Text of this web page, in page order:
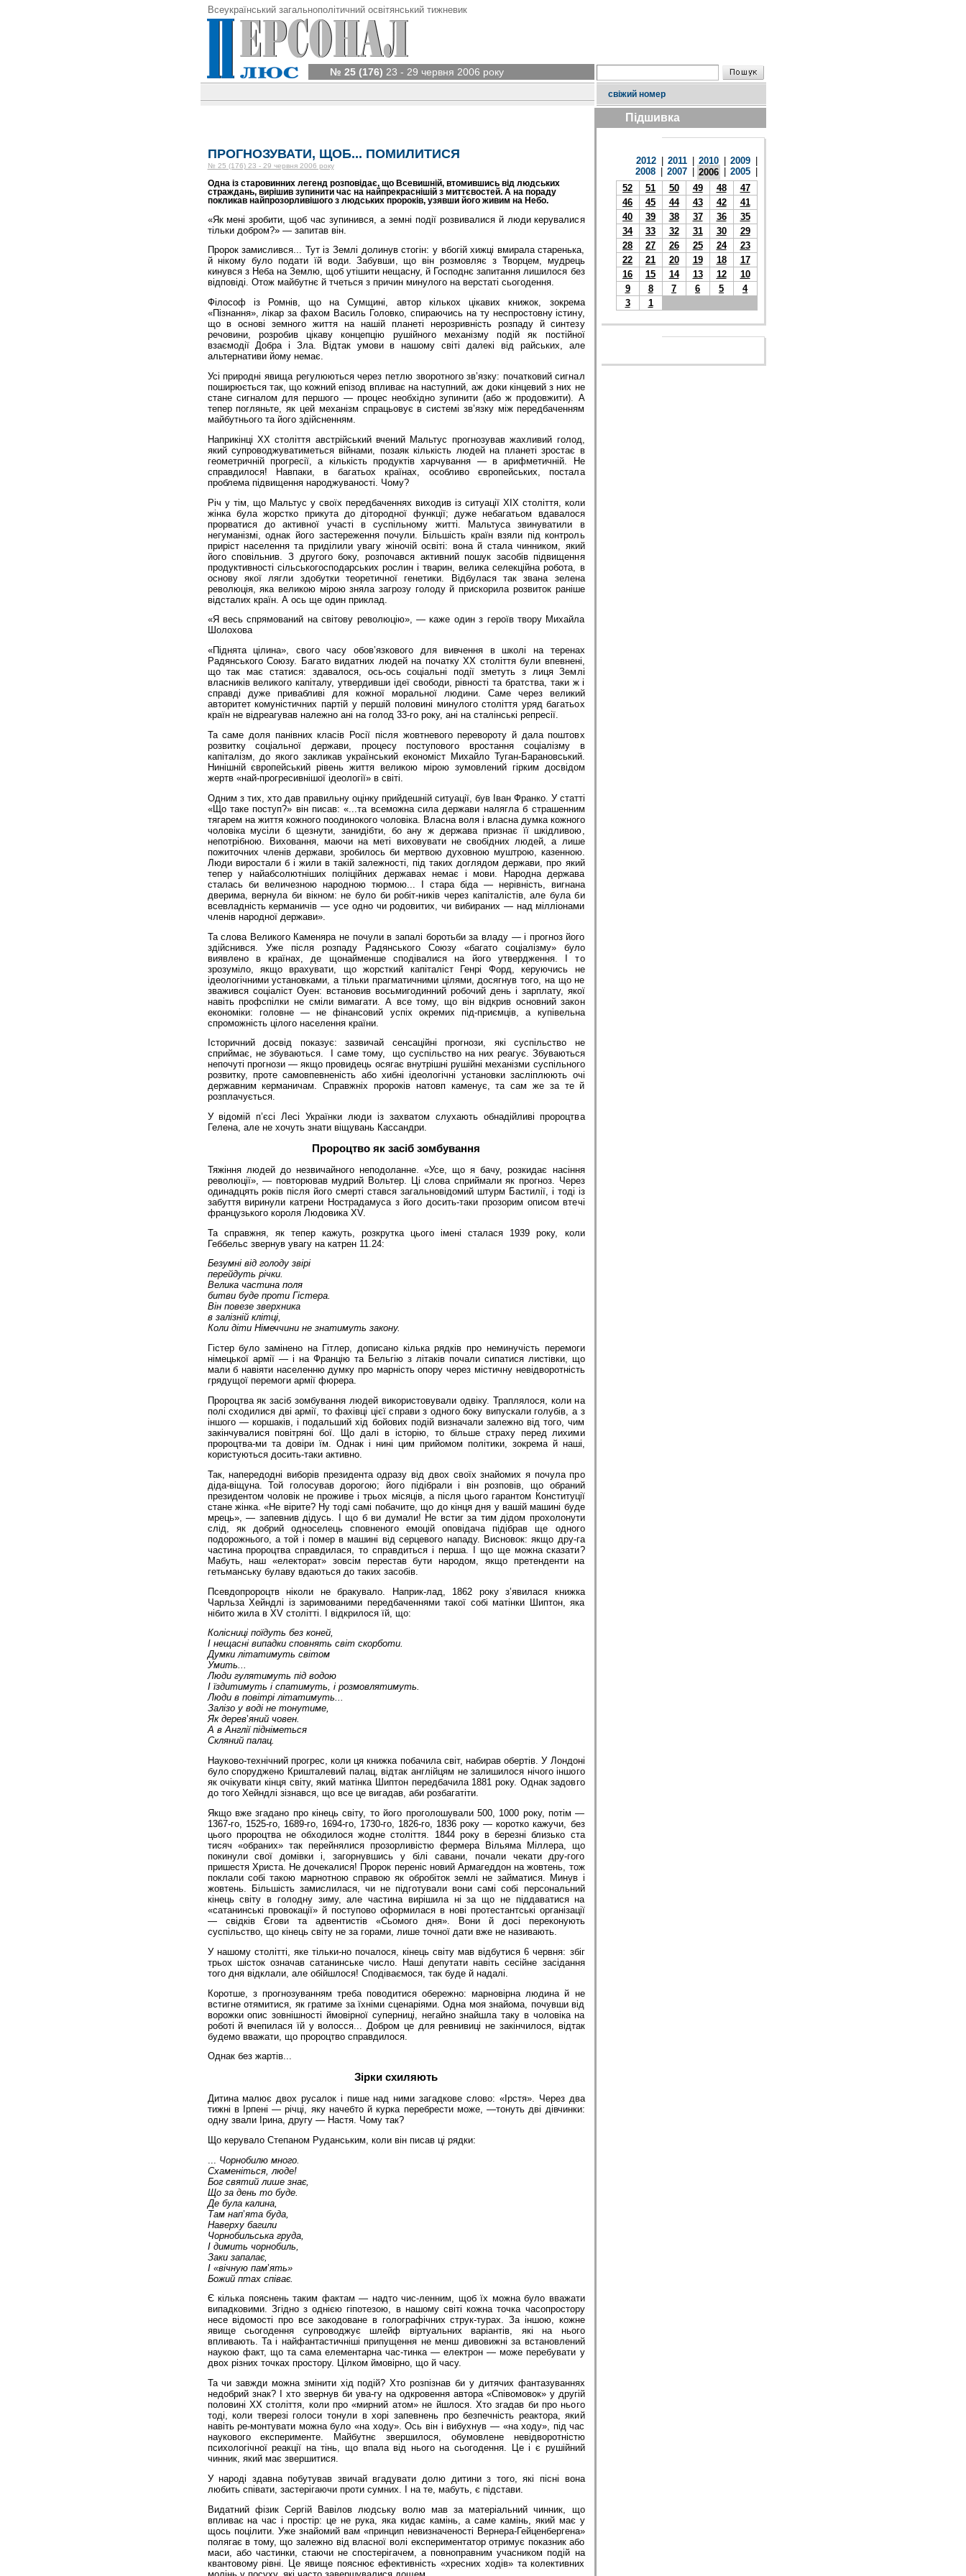
Всеукраїнський загальнополітичний освітянський тижневик
№ 25 (176) 23 - 29 червня 2006 року
свіжий номер
ПРОГНОЗУВАТИ, ЩОБ... ПОМИЛИТИСЯ
№ 25 (176) 23 - 29 червня 2006 року
Одна із старовинних легенд розповідає, що Всевишній, втомившись від людських
страждань, вирішив зупинити час на найпрекраснішій з миттєвостей. А на пораду
покликав найпрозорливішого з людських пророків, узявши його живим на Небо.
«Як мені зробити, щоб час зупинився, а земні події розвивалися й люди керувалися
тільки добром?» — запитав він.
Пророк замислився... Тут із Землі долинув стогін: у вбогій хижці вмирала старенька,
й нікому було подати їй води. Забувши, що він розмовляє з Творцем, мудрець
кинувся з Неба на Землю, щоб утішити нещасну, й Господнє запитання лишилося без
відповіді. Отож майбутнє й тчеться з причин минулого на верстаті сьогодення.
Філософ із Ромнів, що на Сумщині, автор кількох цікавих книжок, зокрема
«Пізнання», лікар за фахом Василь Головко, спираючись на ту неспростовну істину,
що в основі земного життя на нашій планеті нерозривність розпаду й синтезу
речовини, розробив цікаву концепцію рушійного механізму подій як постійної
взаємодії Добра і Зла. Відтак умови в нашому світі далекі від райських, але
альтернативи йому немає.
Усі природні явища регулюються через петлю зворотного зв’язку: початковий сигнал
поширюється так, що кожний епізод впливає на наступний, аж доки кінцевий з них не
стане сигналом для першого — процес необхідно зупинити (або ж продовжити). А
тепер погляньте, як цей механізм спрацьовує в системі зв’язку між передбаченням
майбутнього та його здійсненням.
Наприкінці XX століття австрійський вчений Мальтус прогнозував жахливий голод,
який супроводжуватиметься війнами, позаяк кількість людей на планеті зростає в
геометричній прогресії, а кількість продуктів харчування — в арифметичній. Не
справдилося! Навпаки, в багатьох країнах, особливо європейських, постала
проблема підвищення народжуваності. Чому?
Річ у тім, що Мальтус у своїх передбаченнях виходив із ситуації XIX століття, коли
жінка була жорстко прикута до дітородної функції; дуже небагатьом вдавалося
прорватися до активної участі в суспільному житті. Мальтуса звинуватили в
негуманізмі, однак його застереження почули. Більшість країн взяли під контроль
приріст населення та приділили увагу жіночій освіті: вона й стала чинником, який
його сповільнив. З другого боку, розпочався активний пошук засобів підвищення
продуктивності сільськогосподарських рослин і тварин, велика селекційна робота, в
основу якої лягли здобутки теоретичної генетики. Відбулася так звана зелена
революція, яка великою мірою зняла загрозу голоду й прискорила розвиток раніше
відсталих країн. А ось ще один приклад.
«Я весь спрямований на світову революцію», — каже один з героїв твору Михайла
Шолохова
«Піднята цілина», свого часу обов’язкового для вивчення в школі на теренах
Радянського Союзу. Багато видатних людей на початку XX століття були впевнені,
що так має статися: здавалося, ось-ось соціальні події зметуть з лиця Землі
власників великого капіталу, утвердивши ідеї свободи, рівності та братства, таки ж і
справді дуже привабливі для кожної моральної людини. Саме через великий
авторитет комуністичних партій у першій половині минулого століття уряд багатьох
країн не відреагував належно ані на голод 33-го року, ані на сталінські репресії.
Та саме доля панівних класів Росії після жовтневого перевороту й дала поштовх
розвитку соціальної держави, процесу поступового вростання соціалізму в
капіталізм, до якого закликав український економіст Михайло Туган-Барановський.
Нинішній європейський рівень життя великою мірою зумовлений гірким досвідом
жертв «най-прогресивнішої ідеології» в світі.
Одним з тих, хто дав правильну оцінку прийдешній ситуації, був Іван Франко. У статті
«Що таке поступ?» він писав: «...та всеможна сила держави налягла б страшенним
тягарем на життя кожного поодинокого чоловіка. Власна воля і власна думка кожного
чоловіка мусіли б щезнути, занидібти, бо ану ж держава признає її шкідливою,
непотрібною. Виховання, маючи на меті виховувати не свобідних людей, а лише
пожиточних членів держави, зробилось би мертвою духовною муштрою, казенною.
Люди виростали б і жили в такій залежності, під таких доглядом держави, про який
тепер у найабсолютніших поліційних державах немає і мови. Народна держава
сталась би величезною народною тюрмою... І стара біда — нерівність, вигнана
дверима, вернула би вікном: не було би робіт-ників через капіталістів, але була би
всевладність керманичів — усе одно чи родовитих, чи вибираних — над мілліонами
членів народної держави».
Та слова Великого Каменяра не почули в запалі боротьби за владу — і прогноз його
здійснився. Уже після розпаду Радянського Союзу «багато соціалізму» було
виявлено в країнах, де щонайменше сподівалися на його утвердження. І то
зрозуміло, якщо врахувати, що жорсткий капіталіст Генрі Форд, керуючись не
ідеологічними установками, а тільки прагматичними цілями, досягнув того, на що не
зважився соціаліст Оуен: встановив восьмигодинний робочий день і зарплату, якої
навіть профспілки не сміли вимагати. А все тому, що він відкрив основний закон
економіки: головне — не фінансовий успіх окремих під-приємців, а купівельна
спроможність цілого населення країни.
Історичний досвід показує: зазвичай сенсаційні прогнози, які суспільство не
сприймає, не збуваються. І саме тому, що суспільство на них реагує. Збуваються
непочуті прогнози — якщо провидець осягає внутрішні рушійні механізми суспільного
розвитку, проте самовпевненість або хибні ідеологічні установки засліплюють очі
державним керманичам. Справжніх пророків натовп каменує, та сам же за те й
розплачується.
У відомій п’єсі Лесі Українки люди із захватом слухають обнадійливі пророцтва
Гелена, але не хочуть знати віщувань Кассандри.
Пророцтво як засіб зомбування
Тяжіння людей до незвичайного неподоланне. «Усе, що я бачу, розкидає насіння
революції», — повторював мудрий Вольтер. Ці слова сприймали як прогноз. Через
одинадцять років після його смерті стався загальновідомий штурм Бастилії, і тоді із
забуття виринули катрени Нострадамуса з його досить-таки прозорим описом втечі
французького короля Людовика XV.
Та справжня, як тепер кажуть, розкрутка цього імені сталася 1939 року, коли
Геббельс звернув увагу на катрен 11.24:
Безумні від голоду звірі
перейдуть річки.
Велика частина поля
битви буде проти Гістера.
Він повезе зверхника
в залізній клітці,
Коли діти Німеччини не знатимуть закону.
Гістер було замінено на Гітлер, дописано кілька рядків про неминучість перемоги
німецької армії — і на Францію та Бельгію з літаків почали сипатися листівки, що
мали б навіяти населенню думку про марність опору через містичну невідворотність
грядущої перемоги армії фюрера.
Пророцтва як засіб зомбування людей використовували одвіку. Траплялося, коли на
полі сходилися дві армії, то фахівці цієї справи з одного боку випускали голубів, а з
іншого — коршаків, і подальший хід бойових подій визначали залежно від того, чим
закінчувалися повітряні бої. Що далі в історію, то більше страху перед лихими
пророцтва-ми та довіри їм. Однак і нині цим прийомом політики, зокрема й наші,
користуються досить-таки активно.
Так, напередодні виборів президента одразу від двох своїх знайомих я почула про
діда-віщуна. Той голосував дорогою; його підібрали і він розповів, що обраний
президентом чоловік не проживе і трьох місяців, а після цього гарантом Конституції
стане жінка. «Не вірите? Ну тоді самі побачите, що до кінця дня у вашій машині буде
мрець», — запевнив дідусь. І що б ви думали! Не встиг за тим дідом прохолонути
слід, як добрий односелець сповненого емоцій оповідача підібрав ще одного
подорожнього, а той і помер в машині від серцевого нападу. Висновок: якщо дру-га
частина пророцтва справдилася, то справдиться і перша. І що ще можна сказати?
Мабуть, наш «електорат» зовсім перестав бути народом, якщо претенденти на
гетьманську булаву вдаються до таких засобів.
Псевдопророцтв ніколи не бракувало. Наприк-лад, 1862 року з’явилася книжка
Чарльза Хейндлі із заримованими передбаченнями такої собі матінки Шиптон, яка
нібито жила в XV столітті. І відкрилося їй, що:
Колісниці поїдуть без коней,
І нещасні випадки сповнять світ скорботи.
Думки літатимуть світом
Умить...
Люди гулятимуть під водою
І їздитимуть і спатимуть, і розмовлятимуть.
Люди в повітрі літатимуть...
Залізо у воді не тонутиме,
Як дерев’яний човен.
А в Англії підніметься
Скляний палац.
Науково-технічний прогрес, коли ця книжка побачила світ, набирав обертів. У Лондоні
було споруджено Кришталевий палац, відтак англійцям не залишилося нічого іншого
як очікувати кінця світу, який матінка Шиптон передбачила 1881 року. Однак задовго
до того Хейндлі зізнався, що все це вигадав, аби розбагатіти.
Якщо вже згадано про кінець світу, то його проголошували 500, 1000 року, потім —
1367-го, 1525-го, 1689-го, 1694-го, 1730-го, 1826-го, 1836 року — коротко кажучи, без
цього пророцтва не обходилося жодне століття. 1844 року в березні близько ста
тисяч «обраних» так перейнялися прозорливістю фермера Вільяма Міллера, що
покинули свої домівки і, загорнувшись у білі савани, почали чекати дру-гого
пришестя Христа. Не дочекалися! Пророк переніс новий Армагеддон на жовтень, тож
поклали собі такою марнотною справою як обробіток землі не займатися. Минув і
жовтень. Більшість замислилася, чи не підготували вони самі собі персональний
кінець світу в голодну зиму, але частина вирішила ні за що не піддаватися на
«сатанинські провокації» й поступово оформилася в нові протестантські організації
— свідків Єгови та адвентистів «Сьомого дня». Вони й досі переконують
суспільство, що кінець світу не за горами, лише точної дати вже не називають.
У нашому столітті, яке тільки-но почалося, кінець світу мав відбутися 6 червня: збіг
трьох шісток означав сатанинське число. Наші депутати навіть сесійне засідання
того дня відклали, але обійшлося! Сподіваємося, так буде й надалі.
Коротше, з прогнозуванням треба поводитися обережно: марновірна людина й не
встигне отямитися, як гратиме за їхніми сценаріями. Одна моя знайома, почувши від
ворожки опис зовнішності ймовірної суперниці, негайно знайшла таку в чоловіка на
роботі й вчепилася їй у волосся... Добром це для ревнивиці не закінчилося, відтак
будемо вважати, що пророцтво справдилося.
Однак без жартів...
Зірки схиляють
Дитина малює двох русалок і пише над ними загадкове слово: «Ірстя». Через два
тижні в Ірпені — річці, яку начебто й курка перебрести може, —тонуть дві дівчинки:
одну звали Ірина, другу — Настя. Чому так?
Що керувало Степаном Руданським, коли він писав ці рядки:
Чорнобилю много.
Схаменіться, люде!
Бог святий лише знає,
Що за день то буде.
Де була калина,
Там нап’ята буда,
Наверху багили
Чорнобильська груда,
І димить чорнобиль
Заки запалає,
І «вічную пам’ять»
Божий птах співає.
Є кілька пояснень таким фактам — надто чис-ленним, щоб їх можна було вважати
випадковими. Згідно з однією гіпотезою, в нашому світі кожна точка часопростору
несе відомості про все закодоване в голографічних струк-турах. За іншою, кожне
явище сьогодення супроводжує шлейф віртуальних варіантів, які на нього
впливають. Та і найфантастичніші припущення не менш дивовижні за встановлений
наукою факт, що та сама елементарна час-тинка — електрон — може перебувати у
двох різних точках простору. Цілком ймовірно, що й часу.
Та чи завжди можна змінити хід подій? Хто розпізнав би у дитячих фантазуваннях
недобрий знак? І хто звернув би ува-гу на одкровення автора «Співомовок» у другій
половині XX століття, коли про «мирний атом» не йшлося. Хто згадав би про нього
тоді, коли тверезі голоси тонули в хорі запевнень про безпечність реактора, який
навіть ре-монтувати можна було «на ходу». Ось він і вибухнув — «на ходу», під час
наукового експерименте. Майбутнє звершилося, обумовлене невідворотністю
психологічної реакції на тінь, що впала від нього на сьогодення. Це і є рушійний
чинник, який має звершитися.
У народі здавна побутував звичай вгадувати долю дитини з того, які пісні вона
любить співати, застерігаючи проти сумних. І на те, мабуть, є підстави.
Видатний фізик Сергій Вавілов людську волю мав за матеріальний чинник, що
впливає на час і простір: це не рука, яка кидає камінь, а саме камінь, який має у
щось поцілити. Уже знайомий вам «принцип невизначеності Вернера-Гейценбергена»
полягає в тому, що залежно від власної волі експериментатор отримує показник або
маси, або частинки, стаючи не спостерігачем, а повноправним учасником подій на
квантовому рівні. Це явище пояснює ефективність «хресних ходів» та колективних
Підшивка
2012 2011 2010 2009
2008
2007 2006 2005
52
51 50 49 48
47
46
45 44 43 42
41
40
39 38 37 36
35
34
33 32 31 30
29
28
27 26 25 24
23
22
21 20 19 18
17
16
15 14 13 12
10
9
8 7 6 5
4
3
1